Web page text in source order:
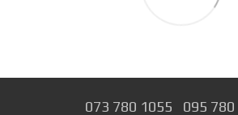
073 780 1055 095 780